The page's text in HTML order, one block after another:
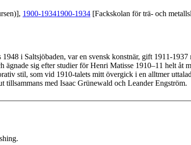
1900-19341900-1934 [Fackskolan för trä- och
i Saltsjöbaden, var en svensk konstnär, gift 1911-
sig efter studier för Henri Matisse 1910–11 helt åt
stil, som vid 1910-talets mitt övergick i en alltmer
med Isaac Grünewald och Leander Engström.